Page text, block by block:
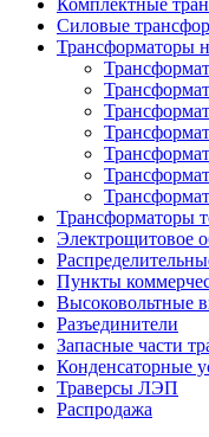
Силовые
Трансформаторы
Трансформаторы
Электрощитовое
Пункты
Высоковольтные
Разъединители
Запасные части
Конденсаторные
Траверсы ЛЭП
Распродажа